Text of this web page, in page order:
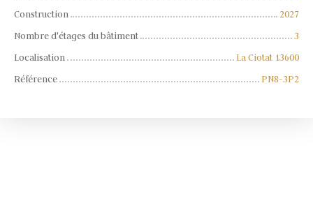
Construction
2027
Nombre d'étages du bâtiment
3
Localisation
La Ciotat 13600
Référence
PN8-3P2